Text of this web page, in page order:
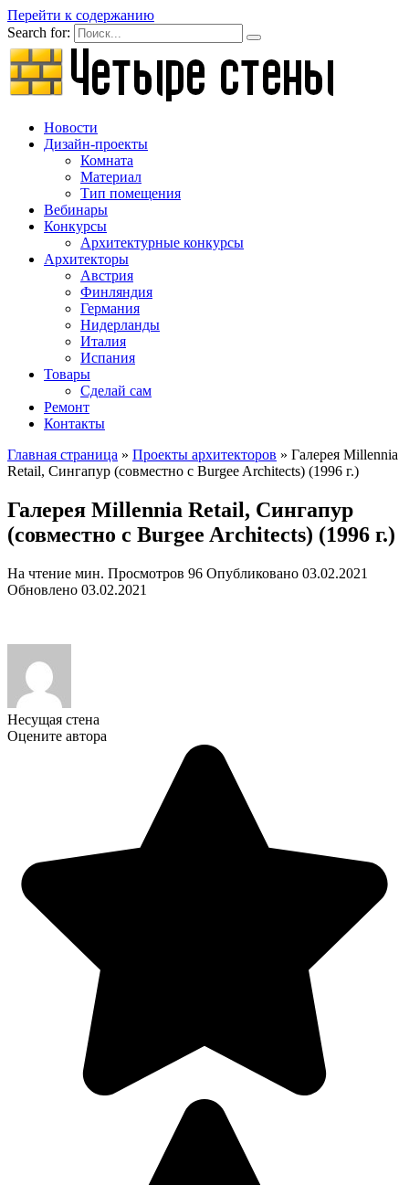
Перейти к содержанию
Search for:
Новости
Дизайн-проекты
Комната
Материал
Тип помещения
Вебинары
Конкурсы
Архитектурные конкурсы
Архитекторы
Австрия
Финляндия
Германия
Нидерланды
Италия
Испания
Товары
Сделай сам
Ремонт
Контакты
Главная страница » Проекты архитекторов » Галерея Millennia
Retail, Сингапур (совместно с Burgee Architects) (1996 г.)
Галерея Millennia Retail, Сингапур
(совместно с Burgee Architects) (1996 г.)
На чтение мин. Просмотров 96 Опубликовано 03.02.2021
Обновлено 03.02.2021
Несущая стена
Оцените автора